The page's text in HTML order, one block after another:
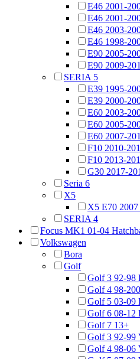
E46 2001-
E46 2001-
E46 2003-
E46 1998-
E90 2005-
E90 2009-
SERIA 5
E39 1995-
E39 2000-
E60 2003-
E60 2005-
E60 2007-
F10 2010-
F10 2013-
G30 2017-
Seria 6
X5
X5 E70
SERIA 4
Focus MK1 01-04
Volkswagen
Bora
Golf
Golf 3 92-98
Golf 4 98-
Golf 5 03-09
Golf 6 08-12
Golf 7 13+
Golf 3 92-99
Golf 4 98-06